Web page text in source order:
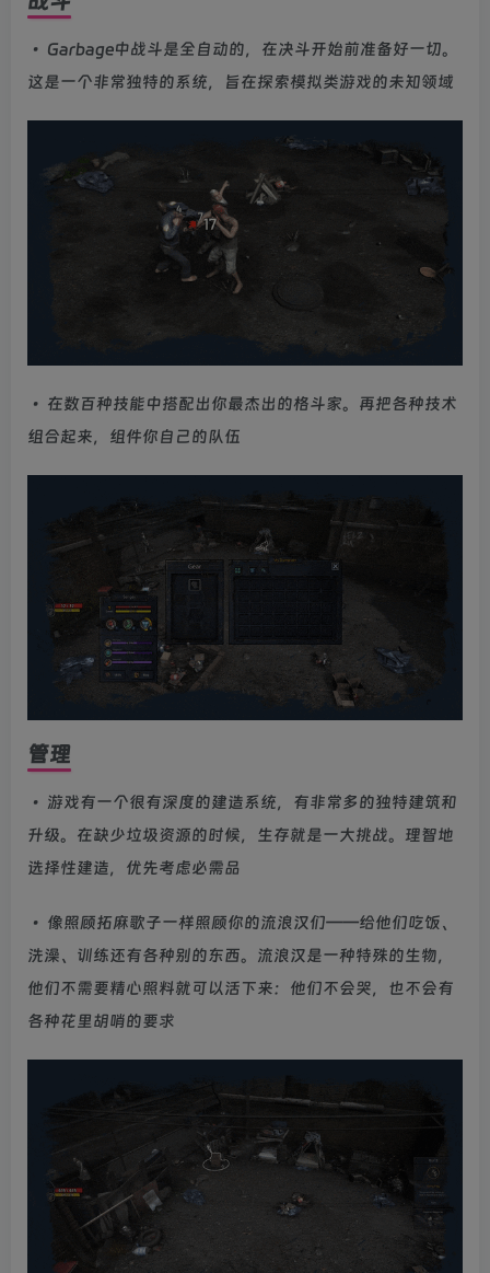
• Garbage中战斗是全自动的，在决斗开始前准备好一切。
这是一个非常独特的系统，旨在探索模拟类游戏的未知领域
• 在数百种技能中搭配出你最杰出的格斗家。再把各种技术
组合起来，组件你自己的队伍
管理
• 游戏有一个很有深度的建造系统，有非常多的独特建筑和
升级。在缺少垃圾资源的时候，生存就是一大挑战。理智地
选择性建造，优先考虑必需品
• 像照顾拓麻歌子一样照顾你的流浪汉们——给他们吃饭、
洗澡、训练还有各种别的东西。流浪汉是一种特殊的生物，
他们不需要精心照料就可以活下来：他们不会哭，也不会有
各种花里胡哨的要求